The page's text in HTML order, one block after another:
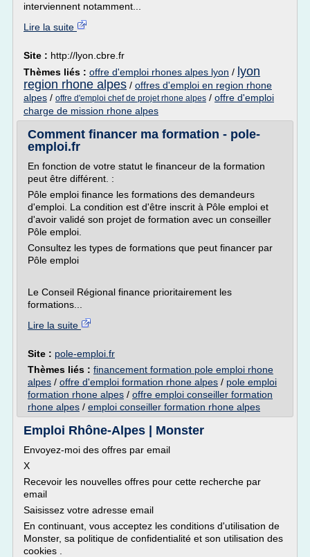
interviennent notamment...
Lire la suite
Site : http://lyon.cbre.fr
Thèmes liés : offre d'emploi rhones alpes lyon / lyon
region rhone alpes / offres d'emploi en region rhone
alpes / offre d'emploi chef de projet rhone alpes / offre d'emploi
charge de mission rhone alpes
Comment financer ma formation - pole-
emploi.fr
En fonction de votre statut le financeur de la formation
peut être différent. :
Pôle emploi finance les formations des demandeurs
d'emploi. La condition est d'être inscrit à Pôle emploi et
d'avoir validé son projet de formation avec un conseiller
Pôle emploi.
Consultez les types de formations que peut financer par
Pôle emploi
Le Conseil Régional finance prioritairement les
formations...
Lire la suite
Site : pole-emploi.fr
Thèmes liés : financement formation pole emploi rhone
alpes / offre d'emploi formation rhone alpes / pole emploi
formation rhone alpes / offre emploi conseiller formation
rhone alpes / emploi conseiller formation rhone alpes
Emploi Rhône-Alpes | Monster
Envoyez-moi des offres par email
X
Recevoir les nouvelles offres pour cette recherche par
email
Saisissez votre adresse email
En continuant, vous acceptez les conditions d'utilisation de
Monster, sa politique de confidentialité et son utilisation des
cookies .